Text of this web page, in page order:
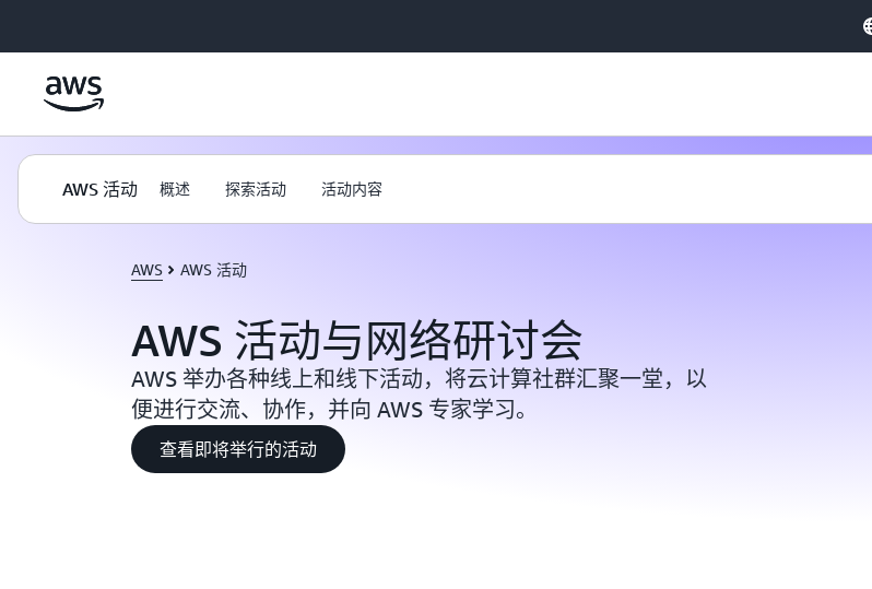
AWS 活动 概述 探索活动 活动内容
AWS AWS 活动
AWS 活动与网络研讨会
AWS 举办各种线上和线下活动，将云计算社群汇聚一堂，以
便进行交流、协作，并向 AWS 专家学习。
查看即将举行的活动